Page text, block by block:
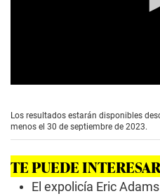
e
c
d
s
o
Los resultados estarán disponibles
menos el 30 de septiembre de 2023.
TE PUEDE INTERESAR
El expolicía Eric